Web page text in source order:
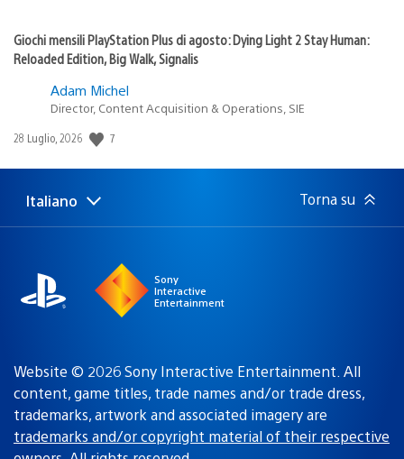
Giochi mensili PlayStation Plus di agosto: Dying Light 2 Stay Human:
Reloaded Edition, Big Walk, Signalis
Adam Michel
Director, Content Acquisition & Operations, SIE
Data
pubblicazione:
28 Luglio, 2026 7
Seleziona
Regione
Italiano Torna su
Sony
Interactive
Entertainment
Website © 2026 Sony Interactive Entertainment. All
content, game titles, trade names and/or trade dress,
trademarks, artwork and associated imagery are
trademarks and/or copyright material of their respective